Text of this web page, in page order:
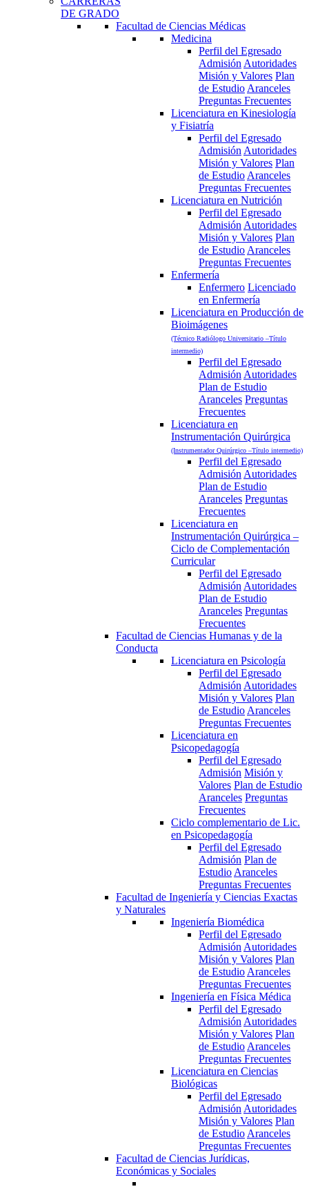
DE GRADO
Facultad de Ciencias Médicas
Medicina
Perfil del Egresado
Admisión Autoridades
Misión y Valores Plan
de Estudio Aranceles
Preguntas Frecuentes
Licenciatura en Kinesiología
y Fisiatría
Perfil del Egresado
Admisión Autoridades
Misión y Valores Plan
de Estudio Aranceles
Preguntas Frecuentes
Licenciatura en Nutrición
Perfil del Egresado
Admisión Autoridades
Misión y Valores Plan
de Estudio Aranceles
Preguntas Frecuentes
Enfermería
Enfermero Licenciado
en Enfermería
Licenciatura en Producción de
Bioimágenes
(Técnico Radiólogo Universitario –Título
intermedio)
Perfil del Egresado
Admisión Autoridades
Plan de Estudio
Aranceles Preguntas
Frecuentes
Licenciatura en
Instrumentación Quirúrgica
(Instrumentador Quirúrgico –Título intermedio)
Perfil del Egresado
Admisión Autoridades
Plan de Estudio
Aranceles Preguntas
Frecuentes
Licenciatura en
Instrumentación Quirúrgica –
Ciclo de Complementación
Curricular
Perfil del Egresado
Admisión Autoridades
Plan de Estudio
Aranceles Preguntas
Frecuentes
Facultad de Ciencias Humanas y de la
Conducta
Licenciatura en Psicología
Perfil del Egresado
Admisión Autoridades
Misión y Valores Plan
de Estudio Aranceles
Preguntas Frecuentes
Licenciatura en
Psicopedagogía
Perfil del Egresado
Admisión Misión y
Valores Plan de Estudio
Aranceles Preguntas
Frecuentes
Ciclo complementario de Lic.
en Psicopedagogía
Perfil del Egresado
Admisión Plan de
Estudio Aranceles
Preguntas Frecuentes
Facultad de Ingeniería y Ciencias Exactas
y Naturales
Ingeniería Biomédica
Perfil del Egresado
Admisión Autoridades
Misión y Valores Plan
de Estudio Aranceles
Preguntas Frecuentes
Ingeniería en Física Médica
Perfil del Egresado
Admisión Autoridades
Misión y Valores Plan
de Estudio Aranceles
Preguntas Frecuentes
Licenciatura en Ciencias
Biológicas
Perfil del Egresado
Admisión Autoridades
Misión y Valores Plan
de Estudio Aranceles
Preguntas Frecuentes
Facultad de Ciencias Jurídicas,
Económicas y Sociales